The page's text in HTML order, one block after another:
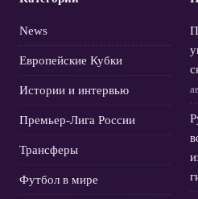
News
Европейские Кубки
Истории и интервью
Премьер-Лига России
Трансферы
Футбол в мире